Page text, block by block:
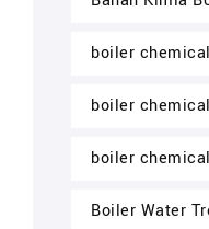
boiler chemical
boiler
boiler
Boiler Water